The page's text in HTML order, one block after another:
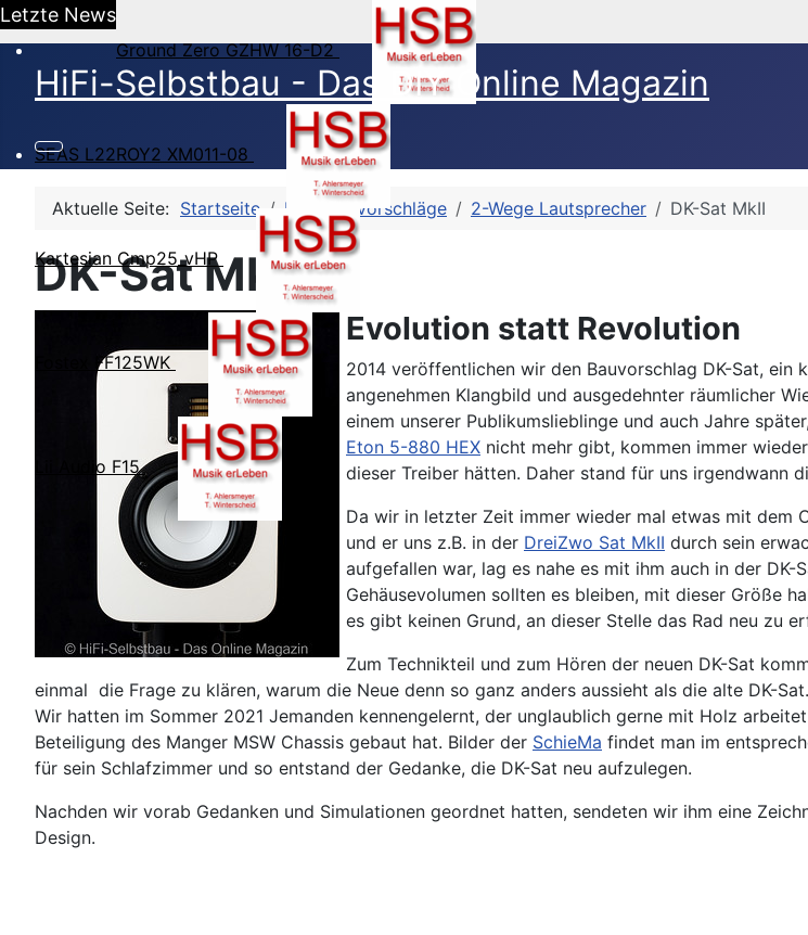
Letzte News
Ground Zero GZHW 16-D2
SEAS L22ROY2 XM011-08
Kartesian Cmp25_vHP
Fostex FF125WK
Lii Audio F15
HiFi-Selbstbau - Das DIY Online Magazin
Aktuelle Seite: Startseite HSB-Bauvorschläge 2-Wege Lautsprecher DK-Sat MkII
DK-Sat MkII
Evolution statt Revolution
2014 veröffentlichen wir den Bauvorschlag DK-Sat, ein
angenehmen Klangbild und ausgedehnter räumlicher
einem unserer Publikumslieblinge und auch Jahre
Eton 5-880 HEX nicht mehr gibt, kommen immer
dieser Treiber hätten. Daher stand für uns irgendwann
Da wir in letzter Zeit immer wieder mal etwas mit dem
und er uns z.B. in der DreiZwo Sat MkII durch sein
aufgefallen war, lag es nahe es mit ihm auch in der DK-
Gehäusevolumen sollten es bleiben, mit dieser Größe
es gibt keinen Grund, an dieser Stelle das Rad neu zu
Zum Technikteil und zum Hören der neuen DK-Sat
einmal die Frage zu klären, warum die Neue denn so ganz anders aussieht als die alte DK-Sat.
Wir hatten im Sommer 2021 Jemanden kennengelernt, der unglaublich gerne mit Holz
Beteiligung des Manger MSW Chassis gebaut hat. Bilder der SchieMa findet man im
für sein Schlafzimmer und so entstand der Gedanke, die DK-Sat neu aufzulegen.
Nachden wir vorab Gedanken und Simulationen geordnet hatten, sendeten wir ihm eine
Design.